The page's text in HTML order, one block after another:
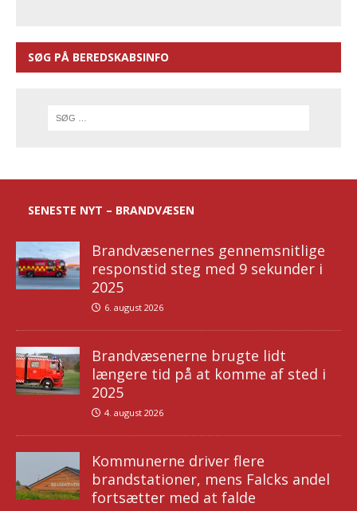
SØG PÅ BEREDSKABSINFO
SENESTE NYT – BRANDVÆSEN
Brandvæsenernes gennemsnitlige
responstid steg med 9 sekunder i
2025
6. august 2026
Brandvæsenerne brugte lidt
længere tid på at komme af sted i
2025
4. august 2026
Kommunerne driver flere
brandstationer, mens Falcks andel
fortsætter med at falde